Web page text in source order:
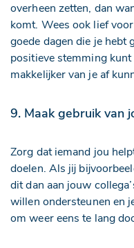
overheen zetten, dan
komt. Wees ook lief
goede dagen die je hebt
positieve stemming
makkelijker van je af
9. Maak gebruik van
Zorg dat iemand jou
doelen. Als jij
dit dan aan jouw
willen ondersteunen en
om weer eens te lang